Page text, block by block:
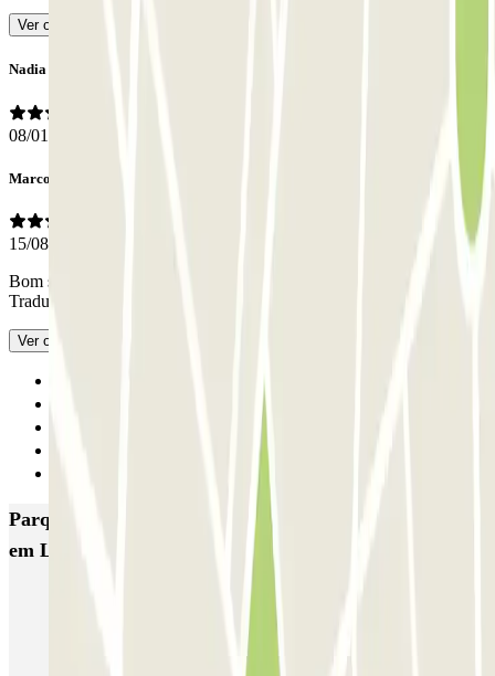
Ver original
Nadia
08/01/2026
Marco
15/08/2025
Bom serviço, nenhuma reclamação negativa para comunicar
Traduzido com IA
Ver original
Parques de estacionamento com melhor classificação
em Las Palmas de Gran Canaria
SABA Plaza España
SABA Santa Catalina